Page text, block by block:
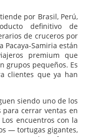
por Brasil, Perú,
definitivo de
de cruceros por
Pacaya-Samiria están
premium que
grupos pequeños. Es
clientes que ya han
siendo uno de los
cerrar ventas en
encuentros con la
— tortugas gigantes,